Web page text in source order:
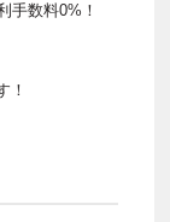
手数料0%！
！